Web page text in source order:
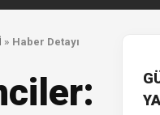
» Haber Detayı